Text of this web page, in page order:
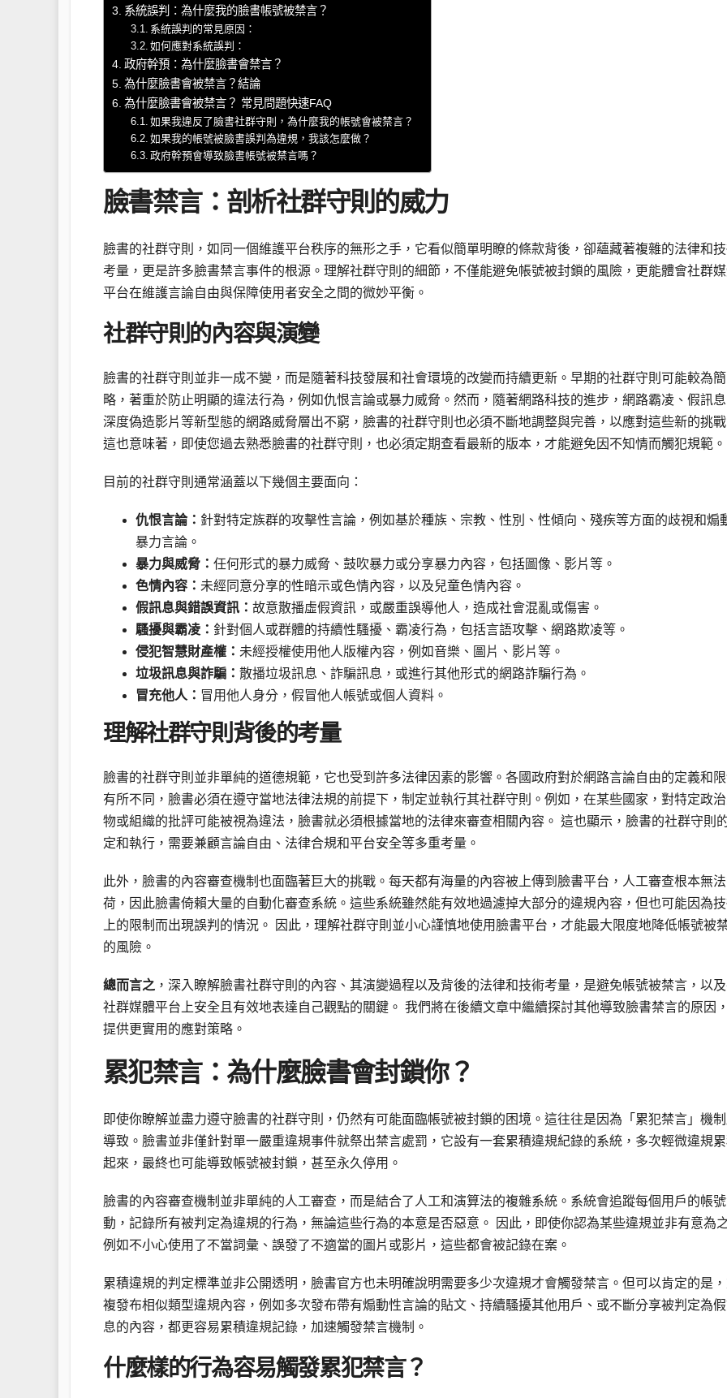
系統誤判：為什麼我的臉書帳號被禁言？
系統誤判的常見原因：
如何應對系統誤判：
政府幹預：為什麼臉書會禁言？
為什麼臉書會被禁言？結論
為什麼臉書會被禁言？ 常見問題快速FAQ
如果我違反了臉書社群守則，為什麼我的帳號會被禁言？
如果我的帳號被臉書誤判為違規，我該怎麼做？
政府幹預會導致臉書帳號被禁言嗎？
臉書禁言：剖析社群守則的威力
臉書的社群守則，如同一個維護平台秩序的無形之手，它看似簡單明瞭的條款背後，卻蘊藏著複雜的法律和
考量，更是許多臉書禁言事件的根源。理解社群守則的細節，不僅能避免帳號被封鎖的風險，更能體會社群
平台在維護言論自由與保障使用者安全之間的微妙平衡。
社群守則的內容與演變
臉書的社群守則並非一成不變，而是隨著科技發展和社會環境的改變而持續更新。早期的社群守則可能較為簡
略，著重於防止明顯的違法行為，例如仇恨言論或暴力威脅。然而，隨著網路科技的進步，網路霸凌、假訊
深度偽造影片等新型態的網路威脅層出不窮，臉書的社群守則也必須不斷地調整與完善，以應對這些新的挑
這也意味著，即使您過去熟悉臉書的社群守則，也必須定期查看最新的版本，才能避免因不知情而觸犯規範。
目前的社群守則通常涵蓋以下幾個主要面向：
仇恨言論： 針對特定族群的攻擊性言論，例如基於種族、宗教、性別、性傾向、殘疾等方面的歧視和煽
暴力言論。
暴力與威脅： 任何形式的暴力威脅、鼓吹暴力或分享暴力內容，包括圖像、影片等。
色情內容： 未經同意分享的性暗示或色情內容，以及兒童色情內容。
假訊息與錯誤資訊： 故意散播虛假資訊，或嚴重誤導他人，造成社會混亂或傷害。
騷擾與霸凌： 針對個人或群體的持續性騷擾、霸凌行為，包括言語攻擊、網路欺凌等。
侵犯智慧財產權： 未經授權使用他人版權內容，例如音樂、圖片、影片等。
垃圾訊息與詐騙： 散播垃圾訊息、詐騙訊息，或進行其他形式的網路詐騙行為。
冒充他人： 冒用他人身分，假冒他人帳號或個人資料。
理解社群守則背後的考量
臉書的社群守則並非單純的道德規範，它也受到許多法律因素的影響。各國政府對於網路言論自由的定義和
有所不同，臉書必須在遵守當地法律法規的前提下，制定並執行其社群守則。例如，在某些國家，對特定政
物或組織的批評可能被視為違法，臉書就必須根據當地的法律來審查相關內容。 這也顯示，臉書的社群守則
定和執行，需要兼顧言論自由、法律合規和平台安全等多重考量。
此外，臉書的內容審查機制也面臨著巨大的挑戰。每天都有海量的內容被上傳到臉書平台，人工審查根本無
荷，因此臉書倚賴大量的自動化審查系統。這些系統雖然能有效地過濾掉大部分的違規內容，但也可能因為
上的限制而出現誤判的情況。 因此，理解社群守則並小心謹慎地使用臉書平台，才能最大限度地降低帳號被
的風險。
總而言之 ，深入瞭解臉書社群守則的內容、其演變過程以及背後的法律和技術考量，是避免帳號被禁言，以
社群媒體平台上安全且有效地表達自己觀點的關鍵。 我們將在後續文章中繼續探討其他導致臉書禁言的原因
提供更實用的應對策略。
累犯禁言：為什麼臉書會封鎖你？
即使你瞭解並盡力遵守臉書的社群守則，仍然有可能面臨帳號被封鎖的困境。這往往是因為「累犯禁言」機
導致。臉書並非僅針對單一嚴重違規事件就祭出禁言處罰，它設有一套累積違規紀錄的系統，多次輕微違規
起來，最終也可能導致帳號被封鎖，甚至永久停用。
臉書的內容審查機制並非單純的人工審查，而是結合了人工和演算法的複雜系統。系統會追蹤每個用戶的帳
動，記錄所有被判定為違規的行為，無論這些行為的本意是否惡意。 因此，即使你認為某些違規並非有意為
例如不小心使用了不當詞彙、誤發了不適當的圖片或影片，這些都會被記錄在案。
累積違規的判定標準並非公開透明，臉書官方也未明確說明需要多少次違規才會觸發禁言。但可以肯定的是
複發布相似類型違規內容，例如多次發布帶有煽動性言論的貼文、持續騷擾其他用戶、或不斷分享被判定為
息的內容，都更容易累積違規記錄，加速觸發禁言機制。
什麼樣的行為容易觸發累犯禁言？